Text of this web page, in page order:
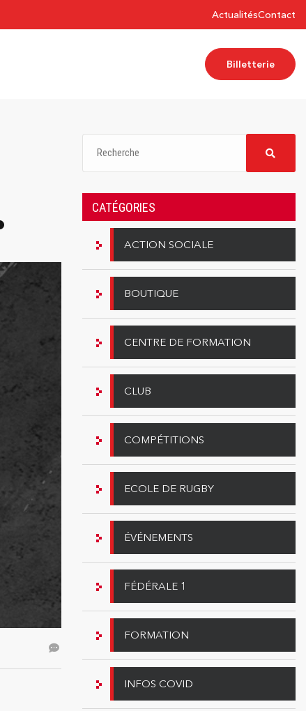
ActualitésContact
Billetterie
CATÉGORIES
ACTION SOCIALE
BOUTIQUE
CENTRE DE FORMATION
CLUB
COMPÉTITIONS
ECOLE DE RUGBY
ÉVÉNEMENTS
FÉDÉRALE 1
FORMATION
INFOS COVID